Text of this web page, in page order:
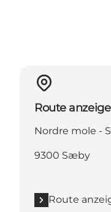
Route
Nordre mole -
9300 Sæby
Route